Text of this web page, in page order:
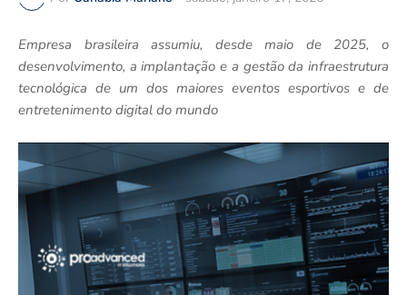
Empresa brasileira assumiu, desde maio de 2025, o
desenvolvimento, a implantação e a gestão da infraestrutura
tecnológica de um dos maiores eventos esportivos e de
entretenimento digital do mundo